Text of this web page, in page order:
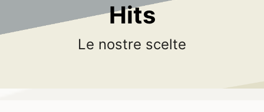
Hits
Le nostre scelte